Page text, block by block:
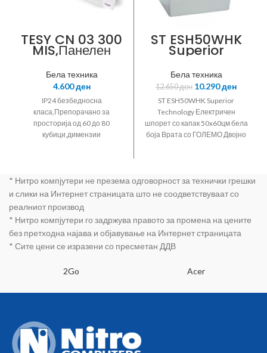
TESY CN 03 300
MIS,Панелен
конвектор,3.0KW
,Ултра тивок и
брзо
загревачки,регул
ационен
термостат,безбе
дносен
термостат
Бела техника
4.600ден
IP24 безбедносна
класа,Препорачано за
просторија од 60 до 80
кубици,димензии
ST ESH50WHK
Superior
Technology
Електричен
шпорет со капак
50×60цм
Бела техника
12.650ден 10.290ден
ST ESH50WHK Superior
Technology Електричен
шпорет со капак 50x60цм бела
боја Врата со ГОЛЕМО Двојно
technology Капацитет на
рерна 58л 4 електрични
А енергетска класа
* Нитро компјутери не презема одговорност за технички грешки
и слики на Интернет страницата што не соодветствуваат со
реалниот производ
* Нитро компјутери го задржува правото за промена на цените
без претходна најава и објавување на Интернет страницата
* Сите цени се изразени со пресметан ДДВ
2Go Acer